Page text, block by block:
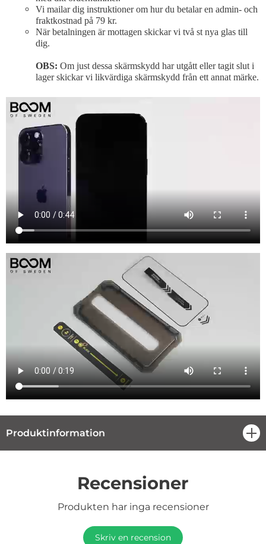
Vi mailar dig instruktioner om hur du betalar en admin- och
fraktkostnad på 79 kr.
När betalningen är mottagen skickar vi två st nya glas till
dig.
OBS: Om just dessa skärmskydd har utgått eller tagit slut i
lager skickar vi likvärdiga skärmskydd från ett annat märke.
Produktinformation
Recensioner
Produkten har inga recensioner
Skriv en recension